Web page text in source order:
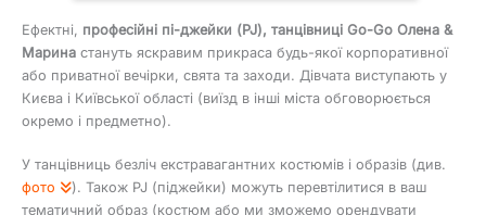
Ефектні, професійні пі-джейки (PJ), танцівниці Go-Go Олена &
Марина стануть яскравим прикраса будь-якої корпоративної
або приватної вечірки, свята та заходи. Дівчата виступають у
Києва і Київської області (виїзд в інші міста обговорюється
окремо і предметно).
У танцівниць безліч екстравагантних костюмів і образів (див.
фото
). Також PJ (піджейки) можуть перевтілитися в ваш
тематичний образ (костюм або ми зможемо орендувати